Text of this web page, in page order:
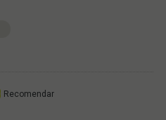
Recomendar